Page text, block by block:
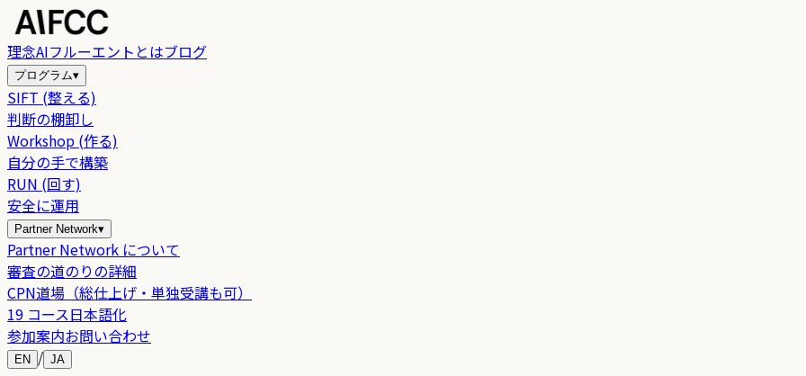
理念AIフルーエントとはブログ
プログラム▾
SIFT (整える)
判断の棚卸し
Workshop (作る)
自分の手で構築
RUN (回す)
安全に運用
Partner Network▾
Partner Network について
審査の道のりの詳細
CPN道場（総仕上げ・単独受講も可）
19 コース日本語化
参加案内お問い合わせ
EN / JA